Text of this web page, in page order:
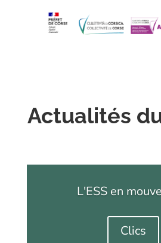
Actualités
L'ESS en
Clics